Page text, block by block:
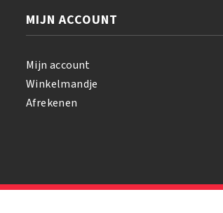
MIJN ACCOUNT
Mijn account
Winkelmandje
Afrekenen